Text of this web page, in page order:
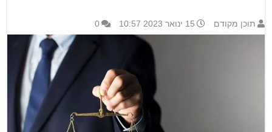
תוכן מקודם 15 ינואר 2023 10:57 0